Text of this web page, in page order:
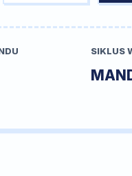
SIKLUS